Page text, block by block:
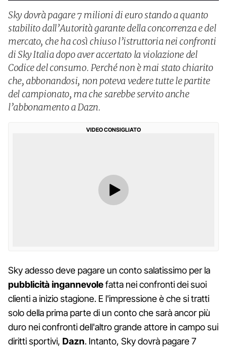
Sky dovrà pagare 7 milioni di euro stando a quanto
stabilito dall’Autorità garante della concorrenza e del
mercato, che ha così chiuso l’istruttoria nei confronti
di Sky Italia dopo aver accertato la violazione del
Codice del consumo. Perché non è mai stato chiarito
che, abbonandosi, non poteva vedere tutte le partite
del campionato, ma che sarebbe servito anche
l’abbonamento a Dazn.
VIDEO CONSIGLIATO
Sky adesso deve pagare un conto salatissimo per la
pubblicitàingannevolefatta nei confronti dei suoi
clienti a inizio stagione. E l'impressione è che si tratti
solo della prima parte di un conto che sarà ancor più
duro nei confronti dell'altro grande attore in campo sui
diritti sportivi, Dazn. Intanto, Sky dovrà pagare 7